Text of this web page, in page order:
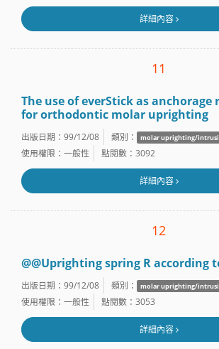
詳細內容
11
The use of everStick as
for orthodontic molar uprighting
出版日期：99/12/08 類別： molar uprighting/
使用權限：一般性 點閱數：3092
詳細內容
12
@@Uprighting spring R according
出版日期：99/12/08 類別： molar uprighting/
使用權限：一般性 點閱數：3053
詳細內容